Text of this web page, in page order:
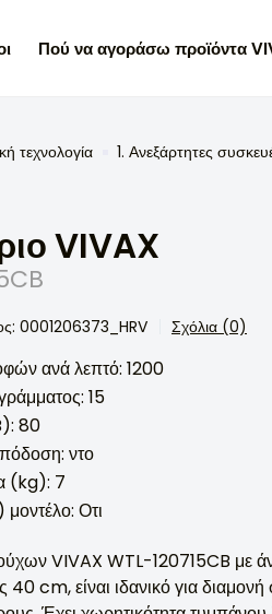
Πού να αγοράσω προϊόντα
τεχνολογία 1. Ανεξάρτητες
VIVAX
0001206373_HRV Σχόλια (0)
ανά λεπτό: 1200
15
80
ντο
(kg): 7
Οτι
VIVAX WTL-120715CB με
40 cm, είναι ιδανικό για διαμονή